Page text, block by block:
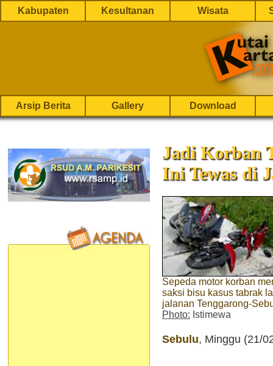
Kabupaten Kesultanan Wisata
Arsip Berita Gallery Download
Jadi Korban
Ini Tewas di
Sepeda motor korban
saksi bisu kasus tabrak
jalanan Tenggarong-
Photo: Istimewa
Sebulu, Minggu (21/